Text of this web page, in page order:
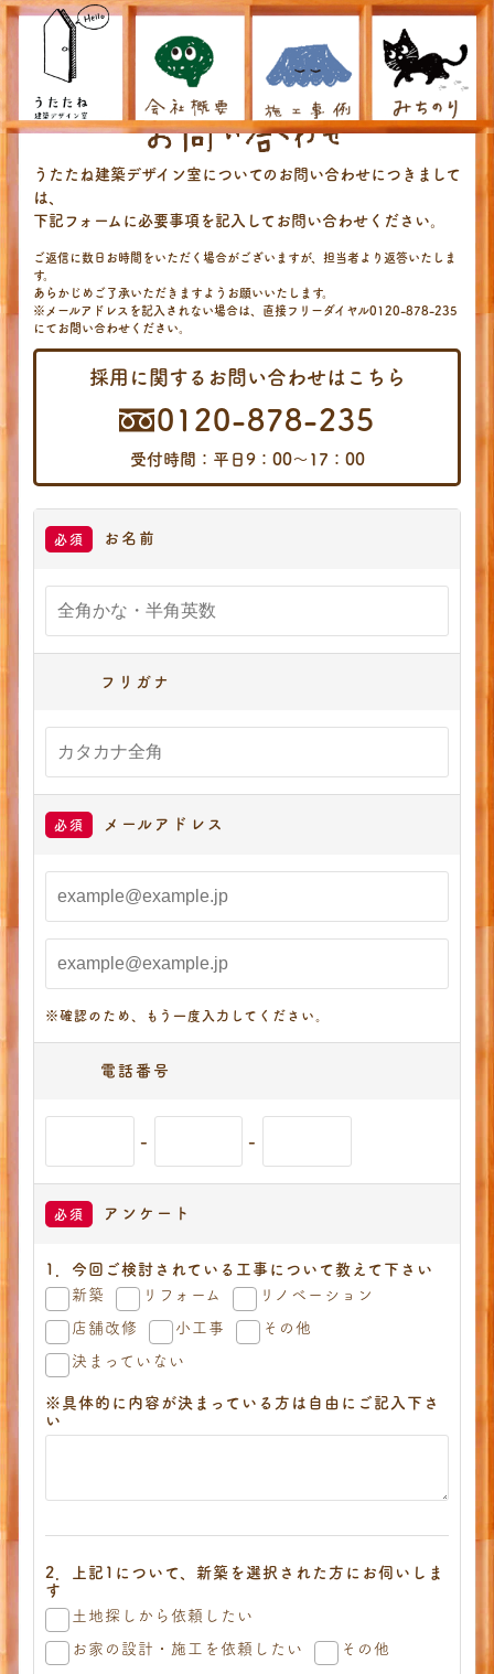
うたたね建築デザイン室についてのお問い合わせにつきまして
は、
下記フォームに必要事項を記入してお問い合わせください。
ご返信に数日お時間をいただく場合がございますが、担当者より返答いたしま
す。
あらかじめご了承いただきますようお願いいたします。
※メールアドレスを記入されない場合は、直接フリーダイヤル0120-878-235
にてお問い合わせください。
採用に関するお問い合わせはこちら
0120-878-235
受付時間：平日9：00〜17：00
必須 お名前
フリガナ
必須 メールアドレス
※確認のため、もう一度入力してください。
電話番号
- -
必須 アンケート
1．今回ご検討されている工事について教えて下さい
新築
リフォーム リノベーション
店舗改修 小工事 その他
決まっていない
※具体的に内容が決まっている方は自由にご記入下さ
い
2．上記1について、新築を選択された方にお伺いしま
す
土地探しから依頼したい
お家の設計・施工を依頼したい その他